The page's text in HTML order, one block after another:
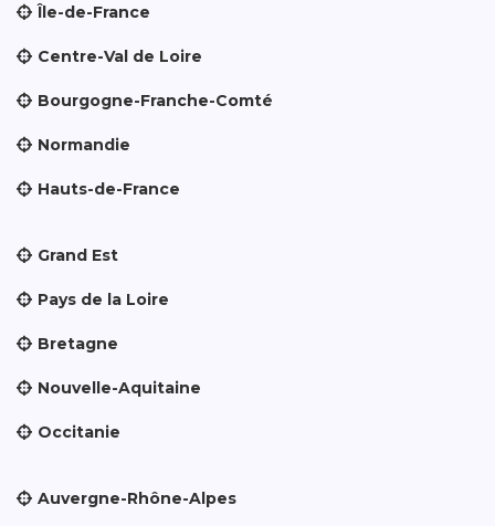
Île-de-France
Centre-Val de Loire
Bourgogne-Franche-Comté
Normandie
Hauts-de-France
Grand Est
Pays de la Loire
Bretagne
Nouvelle-Aquitaine
Occitanie
Auvergne-Rhône-Alpes